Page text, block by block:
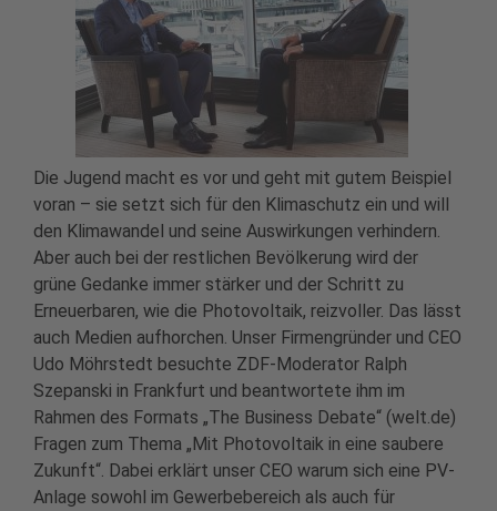
Die Jugend macht es vor und geht mit gutem Beispiel
voran – sie setzt sich für den Klimaschutz ein und will
den Klimawandel und seine Auswirkungen verhindern.
Aber auch bei der restlichen Bevölkerung wird der
grüne Gedanke immer stärker und der Schritt zu
Erneuerbaren, wie die Photovoltaik, reizvoller. Das lässt
auch Medien aufhorchen. Unser Firmengründer und CEO
Udo Möhrstedt besuchte ZDF-Moderator Ralph
Szepanski in Frankfurt und beantwortete ihm im
Rahmen des Formats „The Business Debate“ (welt.de)
Fragen zum Thema „Mit Photovoltaik in eine saubere
Zukunft“. Dabei erklärt unser CEO warum sich eine PV-
Anlage sowohl im Gewerbebereich als auch für